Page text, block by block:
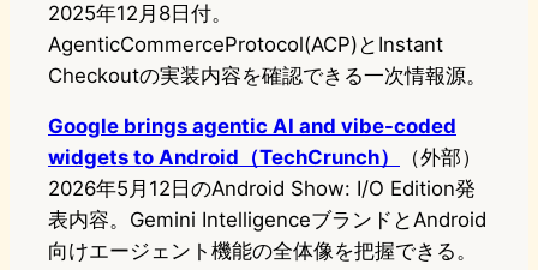
2025年12月8日付。
AgenticCommerceProtocol(ACP)とInstant
Checkoutの実装内容を確認できる一次情報源。
Google brings agentic AI and vibe-coded
widgets to Android（TechCrunch）
（外部）
2026年5月12日のAndroid Show: I/O Edition発
表内容。Gemini IntelligenceブランドとAndroid
向けエージェント機能の全体像を把握できる。